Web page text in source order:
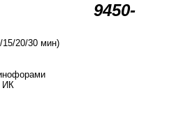
15/20/30 мин)
ИК
9450-